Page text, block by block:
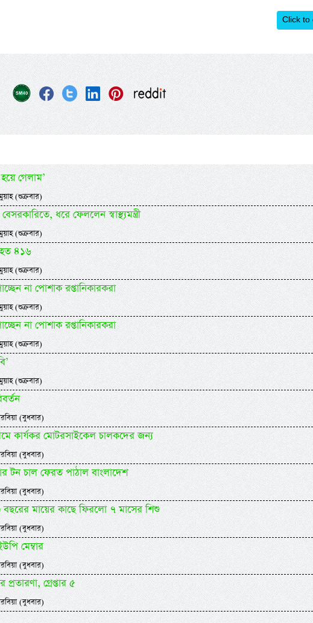
Click to
গেলাম’
(শুক্রবার)
ধরে ফেললেন স্বাস্থ্যমন্ত্রী
(শুক্রবার)
৪১৬
(শুক্রবার)
না পোশাক রপ্তানিকারকরা
(শুক্রবার)
না পোশাক রপ্তানিকারকরা
(শুক্রবার)
(শুক্রবার)
(বুধবার)
কার্যকর মোটরসাইকেল চালকদের জন্য
(বুধবার)
টন চাল ফেরত পাঠাল বাংলাদেশ
(বুধবার)
মায়ের কাছে ফিরলো ৭ মাসের শিশু
(বুধবার)
মেম্বার
(বুধবার)
প্রতারণা, গ্রেপ্তার ৫
(বুধবার)